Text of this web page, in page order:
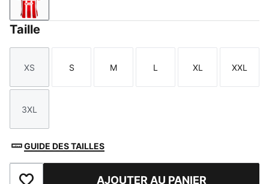
PUMA Red
Taille
Taille
XS
Taille
S
Taille
M
Taille
L
Taille
XL
Taille
XXL
Taille
3XL
GUIDE DES TAILLES
AJOUTER AU PANIER